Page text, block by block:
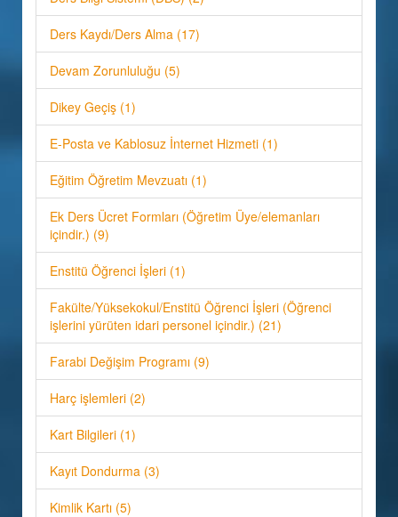
Ders Kaydı/Ders Alma (17)
Devam Zorunluluğu (5)
Dikey Geçiş (1)
E-Posta ve Kablosuz İnternet Hizmeti (1)
Eğitim Öğretim Mevzuatı (1)
Ek Ders Ücret Formları (Öğretim Üye/elemanları
içindir.) (9)
Enstitü Öğrenci İşleri (1)
Fakülte/Yüksekokul/Enstitü Öğrenci İşleri (Öğrenci
işlerini yürüten idari personel içindir.) (21)
Farabi Değişim Programı (9)
Harç işlemleri (2)
Kart Bilgileri (1)
Kayıt Dondurma (3)
Kimlik Kartı (5)